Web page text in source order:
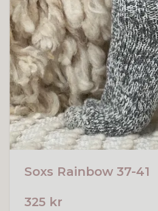
Soxs Rainbow 37-41
325 kr